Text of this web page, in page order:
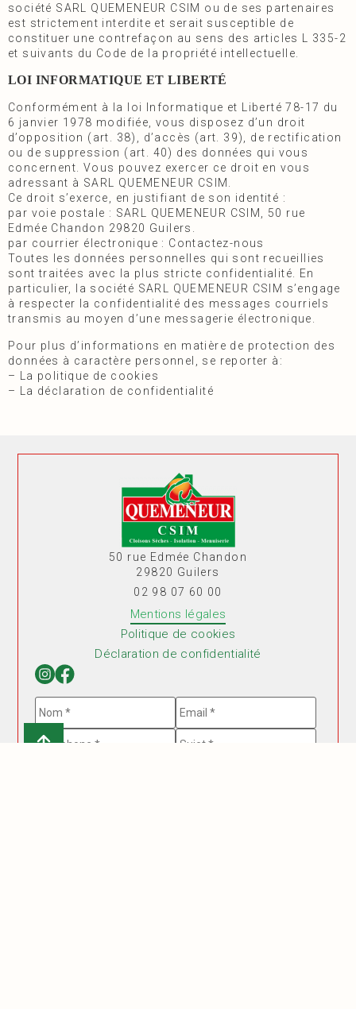
société SARL QUEMENEUR CSIM ou de ses partenaires
est strictement interdite et serait susceptible de
constituer une contrefaçon au sens des articles L 335-2
et suivants du Code de la propriété intellectuelle.
LOI INFORMATIQUE ET LIBERTÉ
Conformément à la loi Informatique et Liberté 78-17 du
6 janvier 1978 modifiée, vous disposez d’un droit
d’opposition (art. 38), d’accès (art. 39), de rectification
ou de suppression (art. 40) des données qui vous
concernent. Vous pouvez exercer ce droit en vous
adressant à SARL QUEMENEUR CSIM.
Ce droit s’exerce, en justifiant de son identité :
par voie postale : SARL QUEMENEUR CSIM, 50 rue
Edmée Chandon 29820 Guilers.
par courrier électronique : Contactez-nous
Toutes les données personnelles qui sont recueillies
sont traitées avec la plus stricte confidentialité. En
particulier, la société SARL QUEMENEUR CSIM s’engage
à respecter la confidentialité des messages courriels
transmis au moyen d’une messagerie électronique.
Pour plus d’informations en matière de protection des
données à caractère personnel, se reporter à:
– La politique de cookies
– La déclaration de confidentialité
50 rue Edmée Chandon
29820 Guilers
02 98 07 60 00
Mentions légales
Politique de cookies
Déclaration de confidentialité
mail
Téléphone